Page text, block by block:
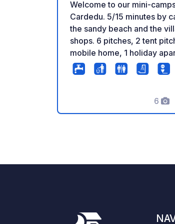
Welcome to our mini-
Cardedu. 5/15 minutes by
the sandy beach and the
shops. 6 pitches, 2 tent pitches, 1
mobile home, 1 holiday
modern sanitary facilities,
washing facilities,
area you can watch TV and
6
Foto's